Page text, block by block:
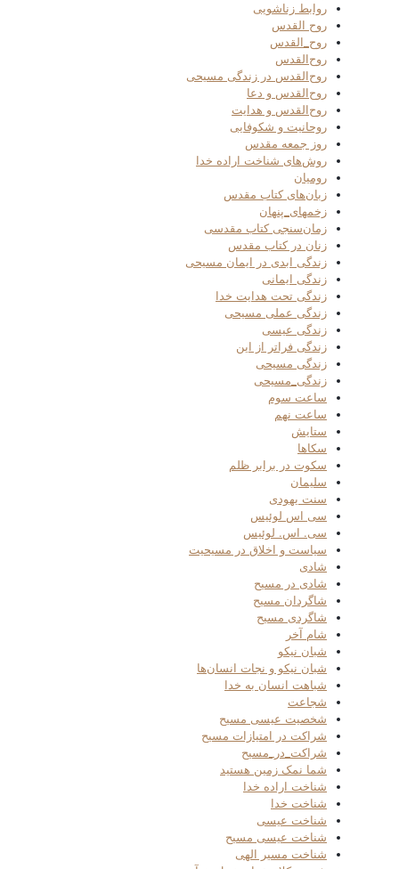
روابط زناشویی
روح القدس
روح_القدس
روح‌القدس
روح‌القدس در زندگی مسیحی
روح‌القدس و دعا
روح‌القدس و هدایت
روحانیت و شکوفایی
روز جمعه مقدس
روش‌های شناخت اراده خدا
رومیان
زبان‌های کتاب مقدس
زخمهای_پنهان
زمان‌سنجی کتاب مقدسی
زنان در کتاب مقدس
زندگی ابدی در ایمان مسیحی
زندگی ایمانی
زندگی تحت هدایت خدا
زندگی عملی مسیحی
زندگی عیسی
زندگی فراتر از این
زندگی مسیحی
زندگی_مسیحی
ساعت سوم
ساعت نهم
ستایش
سکاها
سکوت در برابر ظلم
سلیمان
سنت یهودی
سی اس لوئیس
سی. اس. لوئیس
سیاست و اخلاق در مسیحیت
شادی
شادی در مسیح
شاگردان مسیح
شاگردی مسیح
شام آخر
شبان نیکو
شبان نیکو و نجات انسان‌ها
شباهت انسان به خدا
شجاعت
شخصیت عیسی مسیح
شراکت در امتیازات مسیح
شراکت_در_مسیح
شما نمک زمین هستید
شناخت اراده خدا
شناخت خدا
شناخت عیسی
شناخت عیسی مسیح
شناخت مسیر الهی